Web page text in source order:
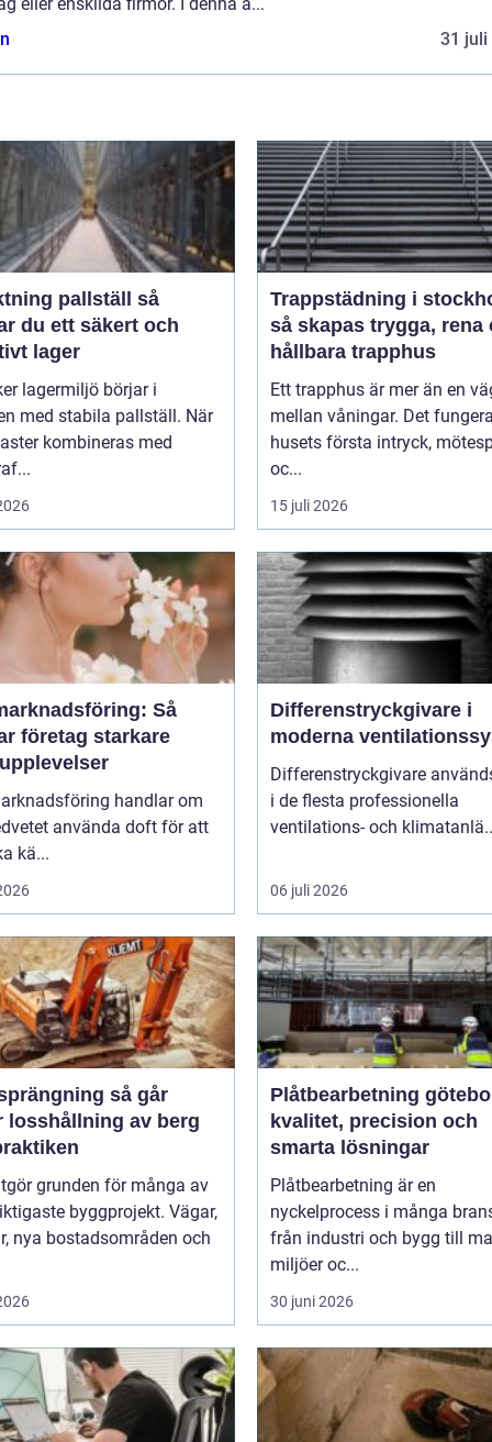
31 juli
pallställ så
du ett säkert och
lager
lagermiljö börjar i
med stabila pallställ. När
kombineras med
Trappstädning i
så skapas trygga, rena
hållbara trapphus
Ett trapphus är mer än en
mellan våningar. Det
husets första intryck,
oc...
15 juli 2026
Så
företag starkare
handlar om
använda doft för att
kä...
Differenstryckgivare i
moderna
Differenstryckgivare
i de flesta professionella
ventilations- och
06 juli 2026
så går
losshållning av berg
grunden för många av
byggprojekt. Vägar,
nya bostadsområden och
Plåtbearbetning
kvalitet, precision och
smarta lösningar
Plåtbearbetning är en
nyckelprocess i många
från industri och bygg till
miljöer oc...
30 juni 2026